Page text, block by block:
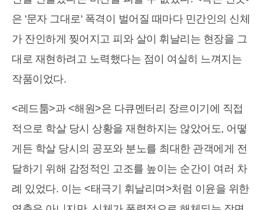
은 '문자 그대로' 폭격이 벌어질 때마다 민간인의 신체
가 잔인하게 찢어지고 피와 살이 휘날리는 현장을 그
대로 재현하려고 노력했다는 점이 여실히 느껴지는
작품이었다.
<레드툼>과 <해원>은 다큐멘터리 장르이기에 직접
적으로 학살 당시 상황을 재현하지는 않았어도, 어떻
게든 학살 당시의 공포와 분노를 최대한 관객에게 전
달하기 위해 감정적인 고조를 높이는 순간이 여러 차
례 있었다. 이는 <태극기 휘날리며>처럼 이윤을 위한